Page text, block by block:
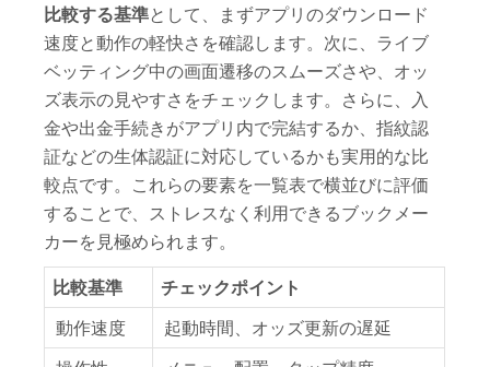
比較する基準として、まずアプリのダウンロード
速度と動作の軽快さを確認します。次に、ライブ
ベッティング中の画面遷移のスムーズさや、オッ
ズ表示の見やすさをチェックします。さらに、入
金や出金手続きがアプリ内で完結するか、指紋認
証などの生体認証に対応しているかも実用的な比
較点です。これらの要素を一覧表で横並びに評価
することで、ストレスなく利用できるブックメー
カーを見極められます。
比較基準
チェックポイント
動作速度
起動時間、オッズ更新の遅延